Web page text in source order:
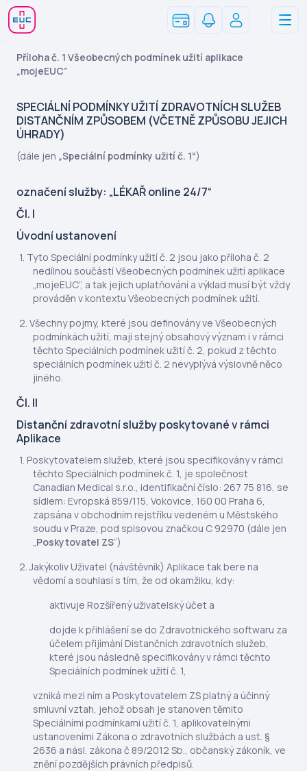
Příloha č. 1 Všeobecných podmínek užití aplikace
„mojeEUC”
SPECIÁLNÍ PODMÍNKY UŽITÍ ZDRAVOTNÍCH SLUŽEB
DISTANČNÍM ZPŮSOBEM (VČETNĚ ZPŮSOBU JEJICH
ÚHRADY)
(dále jen „Speciální podmínky užití č. 1“)
označení služby: „LÉKAŘ online 24/7“
Čl. I
Úvodní ustanovení
Tyto Speciální podmínky užití č. 2 jsou jako příloha č. 2
nedílnou součástí Všeobecných podmínek užití aplikace
„mojeEUC”, a tak jejich uplatňování a výklad musí být vždy
prováděn v kontextu Všeobecných podmínek užití.
Všechny pojmy, které jsou definovány ve Všeobecných
podmínkách užití, mají stejný obsahový význam i v rámci
těchto Speciálních podmínek užití č. 2, pokud z těchto
speciálních podmínek užití č. 2 nevyplývá výslovně něco
jiného.
Čl. II
Distanční zdravotní služby poskytované v rámci
Aplikace
Poskytovatelem služeb, které jsou specifikovány v rámci
těchto Speciálních podmínek č. 1, je společnost
Canadian Medical s.r.o., identifikační číslo: 267 75 816, se
sídlem: Evropská 859/115, Vokovice, 160 00 Praha 6,
zapsána v obchodním rejstříku vedeném u Městského
soudu v Praze, pod spisovou značkou C 92970 (dále jen
„Poskytovatel ZS“)
Jakýkoliv Uživatel (návštěvník) Aplikace tak bere na
vědomí a souhlasí s tím, že od okamžiku, kdy:
aktivuje Rozšířený uživatelský účet a
dojde k přihlášení se do Zdravotnického softwaru za
účelem přijímání Distančních zdravotních služeb,
které jsou následně specifikovány v rámci těchto
Speciálních podmínek užití č. 1,
vzniká mezi ním a Poskytovatelem ZS platný a účinný
smluvní vztah, jehož obsah je stanoven těmito
Speciálními podmínkami užití č. 1, aplikovatelnými
ustanoveními Zákona o zdravotních službách a ust. §
2636 a násl. zákona č 89/2012 Sb., občanský zákoník, ve
znění pozdějších právních předpisů.